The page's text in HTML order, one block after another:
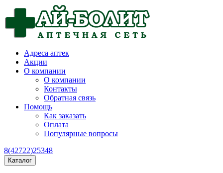
Адреса аптек
Акции
О компании
О компании
Контакты
Обратная связь
Помощь
Как заказать
Оплата
Популярные вопросы
8(42722)25348
Каталог